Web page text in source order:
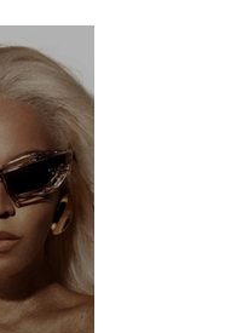
SCIENCE OF